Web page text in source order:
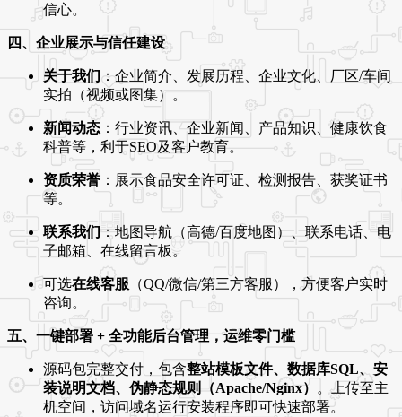
信心。
四、企业展示与信任建设
关于我们：企业简介、发展历程、企业文化、厂区/车间
实拍（视频或图集）。
新闻动态 ：行业资讯、企业新闻、产品知识、健康饮食
科普等，利于SEO及客户教育。
资质荣誉 ：展示食品安全许可证、检测报告、获奖证书
等。
联系我们：地图导航（高德/百度地图）、联系电话、电
子邮箱、在线留言板。
可选在线客服 （QQ/微信/第三方客服），方便客户实时
咨询。
五、一键部署 + 全功能后台管理，运维零门槛
源码包完整交付，包含整站模板文件、数据库SQL、安
装说明文档、伪静态规则（Apache/Nginx） 。上传至主
机空间，访问域名运行安装程序即可快速部署。